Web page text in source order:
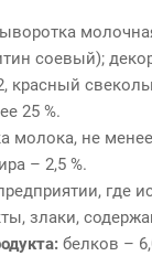
соевый);
красный
25 %.
молока, не
– 2,5 %.
где
злаки,
белков –